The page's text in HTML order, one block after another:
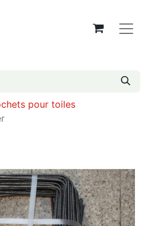
pour toiles